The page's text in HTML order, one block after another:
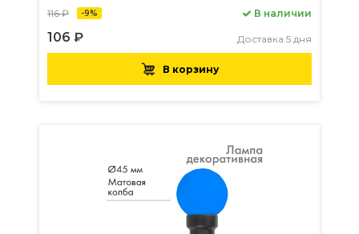
116 ₽ -9%
106 ₽
В наличии
Доставка 5 дня
В корзину